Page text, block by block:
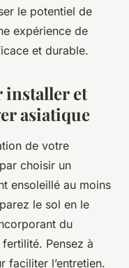
le potentiel de
expérience de
et durable.
installer et
asiatique
de votre
choisir un
ensoleillé au moins
le sol en le
du
Pensez à
faciliter l’entretien.